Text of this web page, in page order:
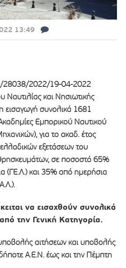
13:49
28038/2022/19-04-2022
και Νησιωτικής
εισαγωγή συνολικά 1681
Εμπορικού Ναυτικού
για το ακαδ. έτος
εξετάσεων του
σε ποσοστό 65%
(ΓΕ.Λ.) και 35% από ημερήσια
να εισαχθούν συνολικά
την Γενική Κατηγορία.
αιτήσεων και υποβολής
Α.Ε.Ν. έως και την Πέμπτη